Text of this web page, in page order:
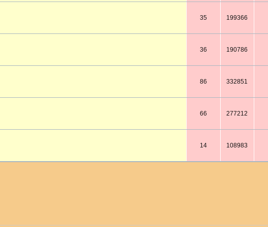
35 199366
36 190786
86 332851
66 277212
14 108983